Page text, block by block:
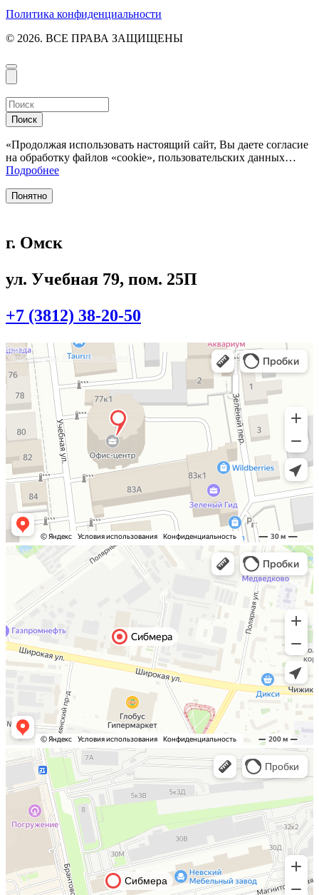
Политика конфиденциальности
© 2026. ВСЕ ПРАВА ЗАЩИЩЕНЫ
Поиск
«Продолжая использовать настоящий сайт, Вы даете согласие
на обработку файлов «cookie», пользовательских данных…
Подробнее
Понятно
г. Омск
ул. Учебная 79, пом. 25П
+7 (3812) 38-20-50
Омск
Учебная улица, 86 — Яндекс.Карты
Москва
Санкт-Петербург